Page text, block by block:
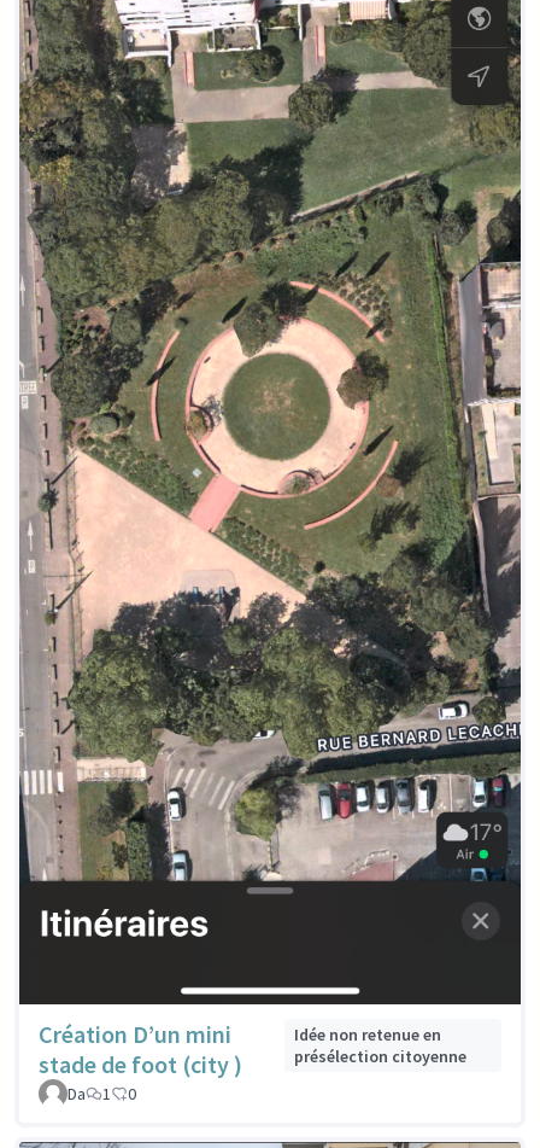
Création D’un mini
stade de foot (city )
Idée non retenue en
présélection citoyenne
Da
1 0